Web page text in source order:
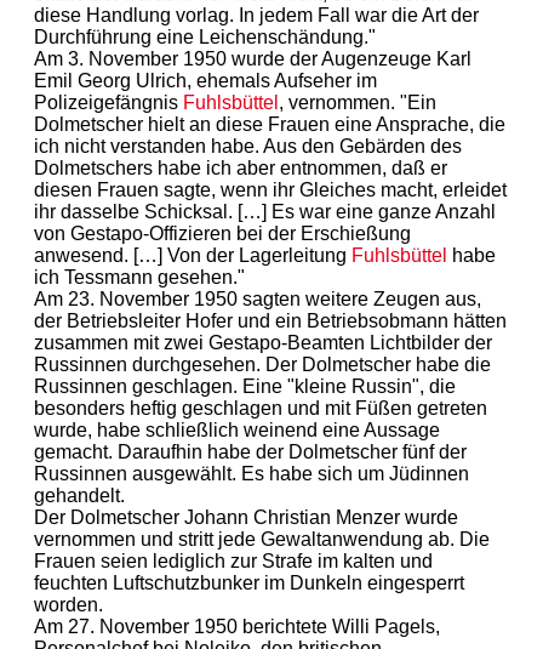
diese Handlung vorlag. In jedem Fall war die Art der
Durchführung eine Leichenschändung."
Am 3. November 1950 wurde der Augenzeuge Karl
Emil Georg Ulrich, ehemals Aufseher im
Polizeigefängnis Fuhlsbüttel , vernommen. "Ein
Dolmetscher hielt an diese Frauen eine Ansprache, die
ich nicht verstanden habe. Aus den Gebärden des
Dolmetschers habe ich aber entnommen, daß er
diesen Frauen sagte, wenn ihr Gleiches macht, erleidet
ihr dasselbe Schicksal. […] Es war eine ganze Anzahl
von Gestapo-Offizieren bei der Erschießung
anwesend. […] Von der Lagerleitung Fuhlsbüttel habe
ich Tessmann gesehen."
Am 23. November 1950 sagten weitere Zeugen aus,
der Betriebsleiter Hofer und ein Betriebsobmann hätten
zusammen mit zwei Gestapo-Beamten Lichtbilder der
Russinnen durchgesehen. Der Dolmetscher habe die
Russinnen geschlagen. Eine "kleine Russin", die
besonders heftig geschlagen und mit Füßen getreten
wurde, habe schließlich weinend eine Aussage
gemacht. Daraufhin habe der Dolmetscher fünf der
Russinnen ausgewählt. Es habe sich um Jüdinnen
gehandelt.
Der Dolmetscher Johann Christian Menzer wurde
vernommen und stritt jede Gewaltanwendung ab. Die
Frauen seien lediglich zur Strafe im kalten und
feuchten Luftschutzbunker im Dunkeln eingesperrt
worden.
Am 27. November 1950 berichtete Willi Pagels,